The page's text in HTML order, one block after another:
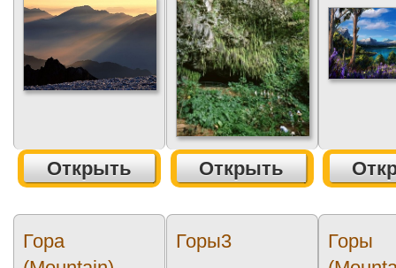
Открыть Открыть
Гора
Горы3
Горы